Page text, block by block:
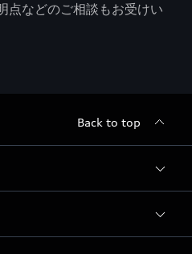
点などのご相談もお受けい
Back to top